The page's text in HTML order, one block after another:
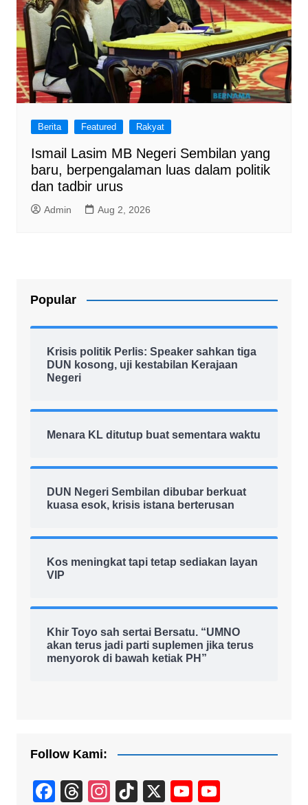
Berita Featured Rakyat
Ismail Lasim MB Negeri Sembilan yang
baru, berpengalaman luas dalam politik
dan tadbir urus
Admin Aug 2, 2026
Popular
Krisis politik Perlis: Speaker sahkan tiga
DUN kosong, uji kestabilan Kerajaan
Negeri
Menara KL ditutup buat sementara waktu
DUN Negeri Sembilan dibubar berkuat
kuasa esok, krisis istana berterusan
Kos meningkat tapi tetap sediakan layan
VIP
Khir Toyo sah sertai Bersatu. “UMNO
akan terus jadi parti suplemen jika terus
menyorok di bawah ketiak PH”
Follow Kami:
F
T
In
Ti
X
Y